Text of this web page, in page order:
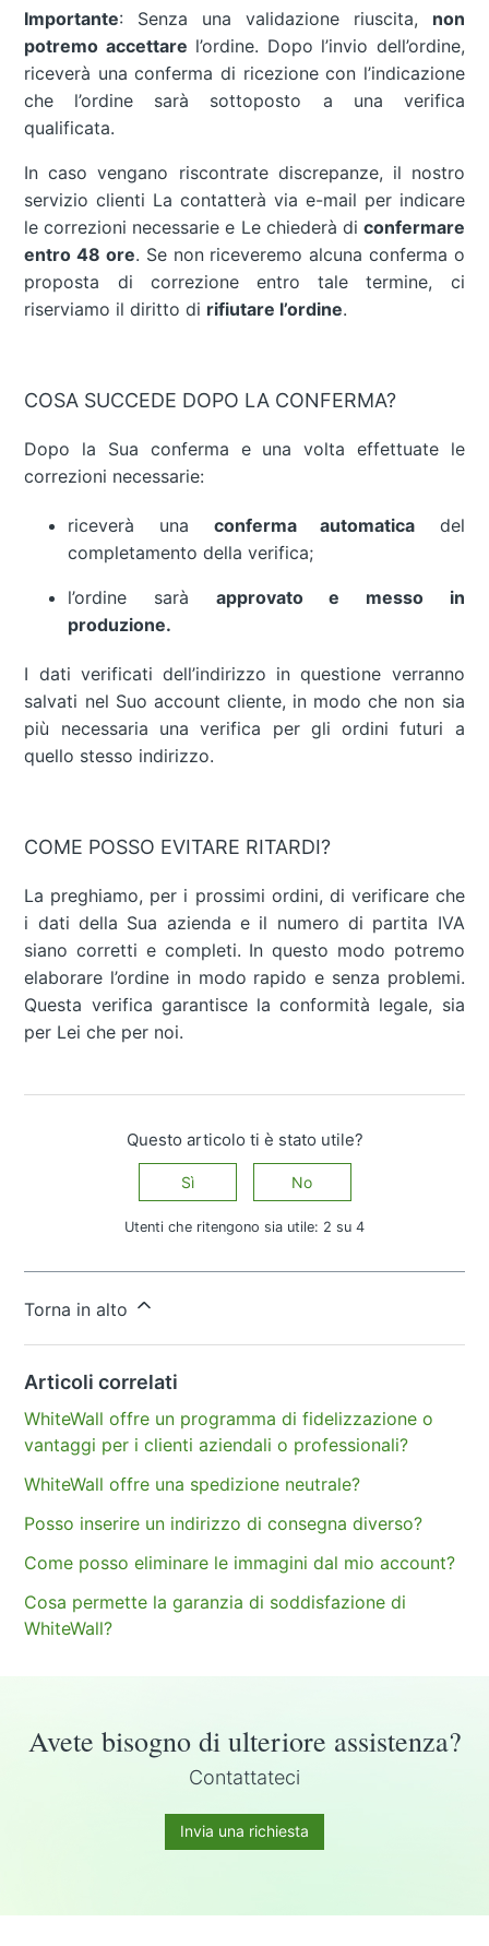
Importante: Senza una validazione riuscita, non
potremo accettare l’ordine. Dopo l’invio dell’ordine,
riceverà una conferma di ricezione con l’indicazione
che l’ordine sarà sottoposto a una verifica
qualificata.
In caso vengano riscontrate discrepanze, il nostro
servizio clienti La contatterà via e-mail per indicare
le correzioni necessarie e Le chiederà di confermare
entro 48 ore. Se non riceveremo alcuna conferma o
proposta di correzione entro tale termine, ci
riserviamo il diritto di rifiutare l’ordine.
COSA SUCCEDE DOPO LA CONFERMA?
Dopo la Sua conferma e una volta effettuate le
correzioni necessarie:
riceverà una conferma automatica del
completamento della verifica;
l’ordine sarà approvato e messo in
produzione.
I dati verificati dell’indirizzo in questione verranno
salvati nel Suo account cliente, in modo che non sia
più necessaria una verifica per gli ordini futuri a
quello stesso indirizzo.
COME POSSO EVITARE RITARDI?
La preghiamo, per i prossimi ordini, di verificare che
i dati della Sua azienda e il numero di partita IVA
siano corretti e completi. In questo modo potremo
elaborare l’ordine in modo rapido e senza problemi.
Questa verifica garantisce la conformità legale, sia
per Lei che per noi.
Questo articolo ti è stato utile?
Sì No
Utenti che ritengono sia utile: 2 su 4
Torna in alto
Articoli correlati
WhiteWall offre un programma di fidelizzazione o
vantaggi per i clienti aziendali o professionali?
WhiteWall offre una spedizione neutrale?
Posso inserire un indirizzo di consegna diverso?
Come posso eliminare le immagini dal mio account?
Cosa permette la garanzia di soddisfazione di
WhiteWall?
Avete bisogno di ulteriore assistenza?
Contattateci
Invia una richiesta